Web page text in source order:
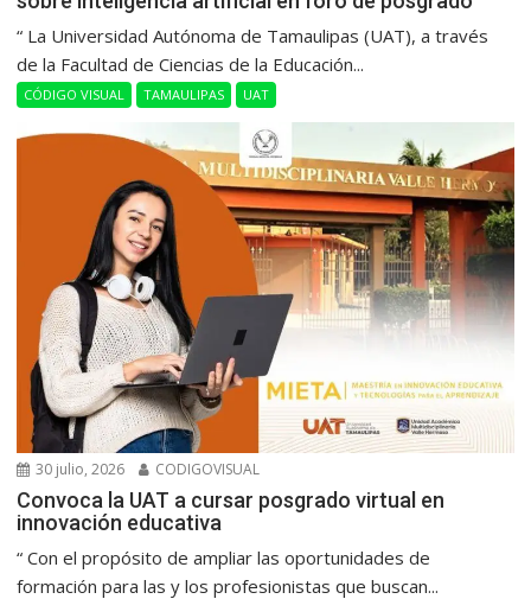
“ La Universidad Autónoma de Tamaulipas (UAT), a través
de la Facultad de Ciencias de la Educación...
CÓDIGO VISUAL TAMAULIPAS UAT
30 julio, 2026 CODIGOVISUAL
Convoca la UAT a cursar posgrado virtual en
innovación educativa
“ Con el propósito de ampliar las oportunidades de
formación para las y los profesionistas que buscan...